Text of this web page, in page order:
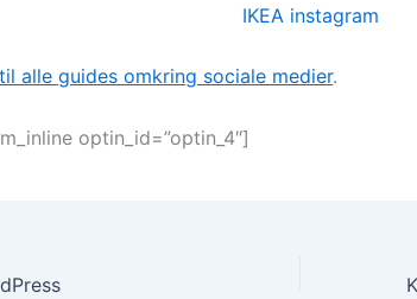
alle guides omkring sociale medier.
optin_id=”optin_4″]